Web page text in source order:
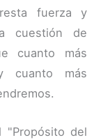
fuerza y
cuestión de
cuanto más
cuanto más
"Propósito del